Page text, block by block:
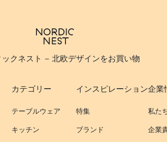
ックネスト - 北欧デザインをお買い物
カテゴリー
テーブルウェア
キッチン
インスピレーション
特集
ブランド
企業
私た
企業